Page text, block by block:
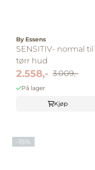
By Essens
SENSITIV- normal til
tørr hud
2.558,- 3.009,-
På lager
Kjøp
-15%